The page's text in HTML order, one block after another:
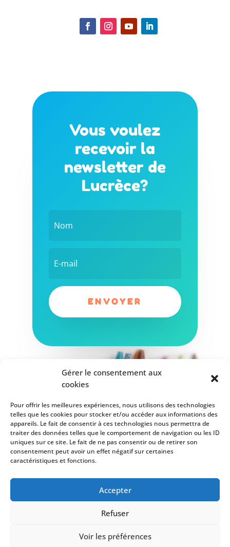
Gérer le consentement aux
cookies
Pour offrir les meilleures expériences, nous utilisons des technologies
telles que les cookies pour stocker et/ou accéder aux informations des
appareils. Le fait de consentir à ces technologies nous permettra de
traiter des données telles que le comportement de navigation ou les ID
uniques sur ce site. Le fait de ne pas consentir ou de retirer son
consentement peut avoir un effet négatif sur certaines
caractéristiques et fonctions.
Accepter
Refuser
Voir les préférences
Vous voulez
recevoir la
newsletter de
Lucrèce?
ENVOYER
Accueil
Des livres pour tous
Pour les enseignants
Site internet créé par : Les Trésors de Lucrèce 9 rue
Dirigeant Ledoux Julien